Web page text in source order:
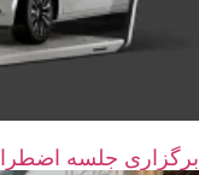
برگزاری جلسه